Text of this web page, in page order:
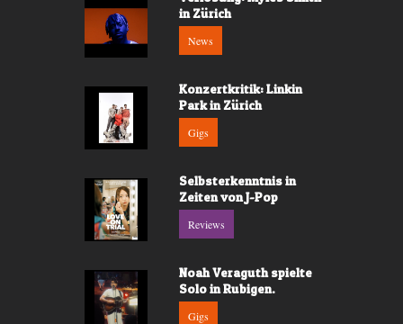
in Zürich
News
Konzertkritik: Linkin
Park in Zürich
Gigs
Selbsterkenntnis in
Zeiten von J-Pop
Reviews
Noah Veraguth spielte
Solo in Rubigen.
Gigs